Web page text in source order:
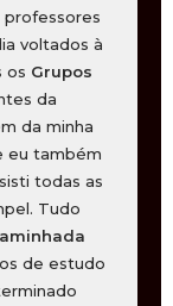
voltados à
os Grupos
da
da minha
eu também
todas as
Tudo
de estudo